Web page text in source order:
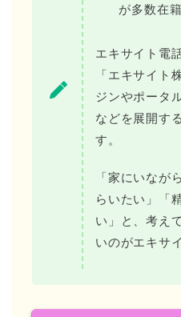
が多数在籍
エキサイト電
「エキサイト
ジンやポータ
などを展開す
す。
「家にいなが
らいたい」「
い」と、考え
いのがエキサ